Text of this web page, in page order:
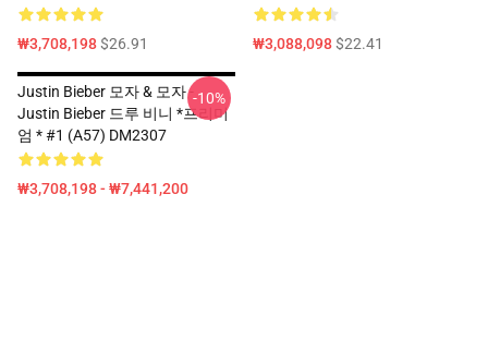
₩3,708,198$26.91 ₩3,088,098$22.41
Justin Bieber 모자 & 모자 -
Justin Bieber 드루 비니 *프리미
엄 * #1 (A57) DM2307
₩3,708,198 - ₩7,441,200
-10%